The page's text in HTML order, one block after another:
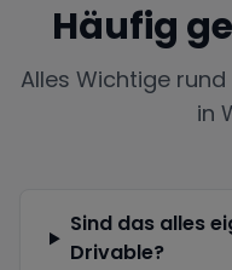
Häufig
Alles Wichtige
in
Sind das alles
Drivable?